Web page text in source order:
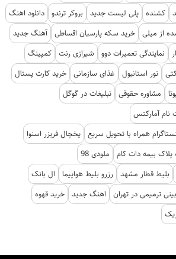
کشنده پلی لیست جدید بروکر ترندو دانلود اهنگ
از میلی خرید سکه پارسیان اقساطی آهنگ جدید
نمایندگی تعمیرات دوو شیرازی رنت کمپینگ
تور استانبول غذای سازمانی خرید کارت پستال
مشاوره حقوقی تبلیغات در گوگل
نام آمارکتس
همراه با تحویل سریع یخچال فریزر اسنوا
پلاک بیمه دات کام
ملودی 98
بلیط قطار مشهد رزرو بلیط هواپیما
ال بانک
ترمیمی در تهران اهنگ جدید خرید قهوه